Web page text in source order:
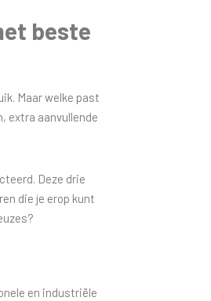
beste
Maar welke past
extra aanvullende
Deze drie
die je erop kunt
en industriële